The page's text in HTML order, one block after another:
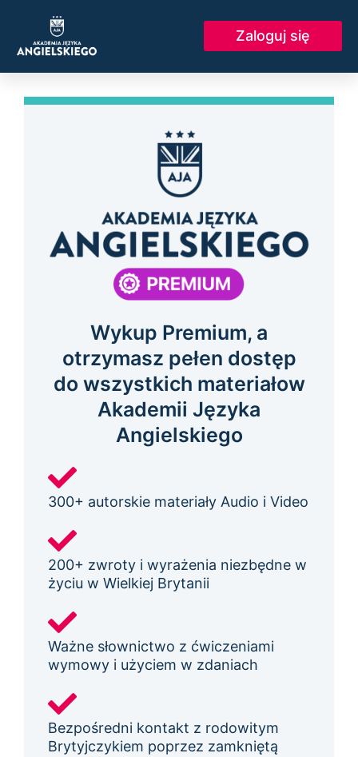
content
Zaloguj się
Wykup Premium, a
otrzymasz pełen dostęp
do wszystkich materiałow
Akademii Języka
Angielskiego
300+ autorskie materiały Audio i Video
200+ zwroty i wyrażenia niezbędne w
życiu w Wielkiej Brytanii
Ważne słownictwo z ćwiczeniami
wymowy i użyciem w zdaniach
Bezpośredni kontakt z rodowitym
Brytyjczykiem poprzez zamkniętą